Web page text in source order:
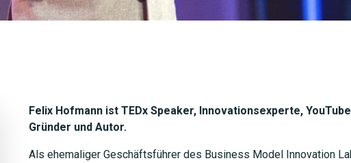
Felix Hofmann ist TEDx Speaker, Innovationsexperte,
Gründer und Autor.
Als ehemaliger Geschäftsführer des Business Model Innovation